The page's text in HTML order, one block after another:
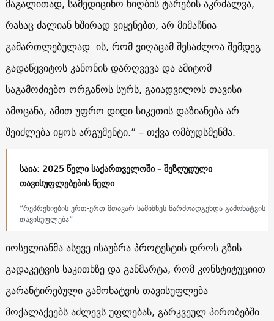
რასაც ძალიან ხშირად ვიყენებთ, არ მიმაჩნია
გამართლებულად. ის, რომ ვიღაცამ შესაძლოა შემდეგ
გადაწყვიტოს კანონის დარღვევა და ამიტომ
საგამოძიებო ორგანოს სურს, გაიადვილოს თავისი
ამოცანა, ამით უფრო დიდი სიკეთის დაზიანება არ
შეიძლება იყოს არგუმენტი.” – თქვა ომბუდსმენმა.
საია: 2025 წელი საქართველოში – შეზღუდული
თავისუფლებების წელი
“რეპრესიების ერთ-ერთ მთავარ სამიზნეს წარმოადგენდა გამოხატვის
თავისუფლება”
იოსელიანმა ასევე ისაუბრა პროტესტის დროს გზის
გადაკეტვის საკითხზე და განმარტა, რომ კონსტიტუციით
გარანტირებული გამოხატვის თავისუფლება
მოქალაქეებს აძლევს უფლებას, გარკვეულ პირობებში